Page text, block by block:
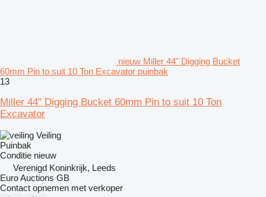
nieuw Miller 44" Digging Bucket
60mm Pin to suit 10 Ton Excavator puinbak
13
Miller 44" Digging Bucket 60mm Pin to suit 10 Ton
Excavator
Veiling
Puinbak
Conditie nieuw
Verenigd Koninkrijk, Leeds
Euro Auctions GB
Contact opnemen met verkoper